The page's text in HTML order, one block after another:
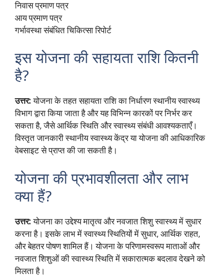
निवास प्रमाण पत्र
आय प्रमाण पत्र
गर्भावस्था संबंधित चिकित्सा रिपोर्ट
इस योजना की सहायता राशि कितनी
है?
उत्तर:योजना के तहत सहायता राशि का निर्धारण स्थानीय स्वास्थ्य
विभाग द्वारा किया जाता है और यह विभिन्न कारकों पर निर्भर कर
सकता है, जैसे आर्थिक स्थिति और स्वास्थ्य संबंधी आवश्यकताएँ।
विस्तृत जानकारी स्थानीय स्वास्थ्य केंद्र या योजना की आधिकारिक
वेबसाइट से प्राप्त की जा सकती है।
योजना की प्रभावशीलता और लाभ
क्या हैं?
उत्तर:योजना का उद्देश्य मातृत्व और नवजात शिशु स्वास्थ्य में सुधार
करना है। इसके लाभ में स्वास्थ्य स्थितियों में सुधार, आर्थिक राहत,
और बेहतर पोषण शामिल हैं। योजना के परिणामस्वरूप माताओं और
नवजात शिशुओं की स्वास्थ्य स्थिति में सकारात्मक बदलाव देखने को
मिलता है।